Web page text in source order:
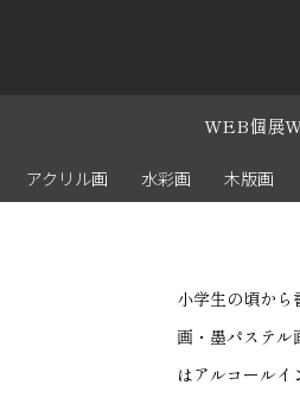
WEB個展
アクリル画 水彩画 木版画
小学生の頃か
画・墨パステ
はアルコールイ